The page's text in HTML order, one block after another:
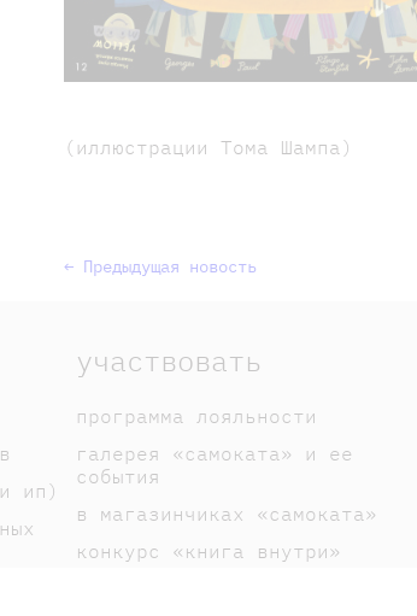
(иллюстрации Тома Шампа)
← Предыдущая новость
ип)
участвовать
программа лояльности
галерея «самоката» и ее
события
в магазинчиках «самоката»
конкурс «книга внутри»